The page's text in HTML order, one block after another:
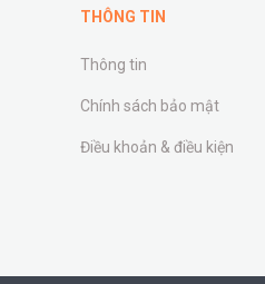
THÔNG TIN
Thông tin
Chính sách bảo mật
Điều khoản & điều kiện